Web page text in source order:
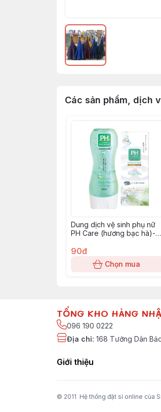
Các sản phẩm, dịch
Dung dịch vệ sinh phụ nữ
PH Care (hương bạc hà)-
90đ
Chọn mua
TỔNG KHO HÀNG
096 190 0222
Địa chỉ: 168 Tưởng Dân
Giới thiệu
© 2011 Hệ thống đặt sỉ online của